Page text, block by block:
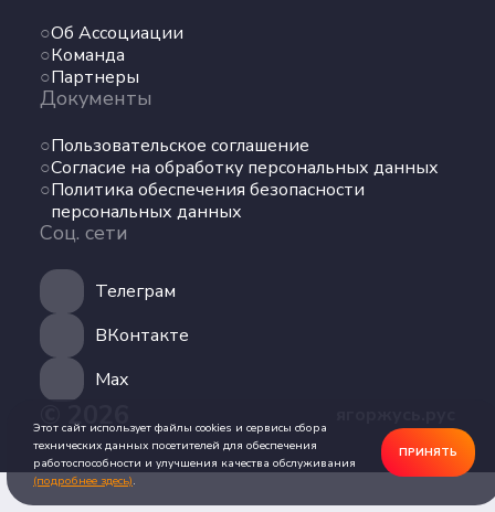
Об Ассоциации
Команда
Партнеры
Документы
Пользовательское соглашение
Согласие на обработку персональных данных
Политика обеспечения безопасности
персональных данных
Соц. сети
Телеграм
ВКонтакте
Max
© 2026
Команда
Партнеры
Пользовательское соглашение
Согласие на обработку персональных данных
Политика обеспечения безопасности
персональных данных
сети
Телеграм
ВКонтакте
Max
Этот сайт использует файлы cookies и сервисы сбора
технических данных посетителей для обеспечения
работоспособности и улучшения качества обслуживания
(подробнее здесь).
ПРИНЯТЬ